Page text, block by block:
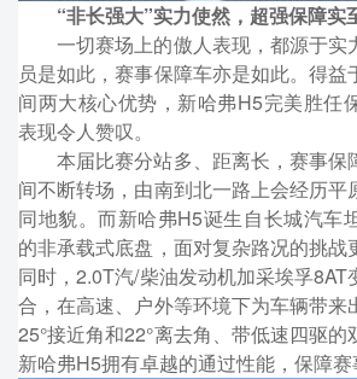
“非长强大”实力使然，超强保障实
一切赛场上的傲人表现，都源于实
员是如此，赛事保障车亦是如此。得益
间两大核心优势，新哈弗H5完美胜任
表现令人赞叹。
本届比赛分站多、距离长，赛事保
间不断转场，由南到北一路上会经历平
同地貌。而新哈弗H5诞生自长城汽车
的非承载式底盘，面对复杂路况的挑战
同时，2.0T汽/柴油发动机加采埃孚8AT
合，在高速、户外等环境下为车辆带来
25°接近角和22°离去角、带低速四驱的
新哈弗H5拥有卓越的通过性能，保障赛